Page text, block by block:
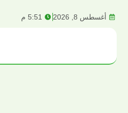
أغسطس 8, 2026 5:51 م